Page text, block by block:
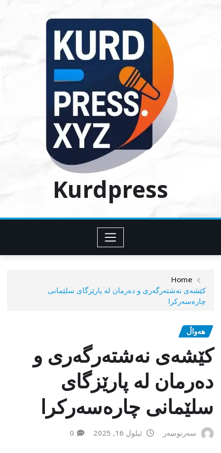
Kurdpress
Home
کێشەی نەشتەرگەری و دەرمان لە پارێزگای سلێمانی
چارەسەرکرا
هەواڵ
کێشەی نەشتەرگەری و
دەرمان لە پارێزگای
سلێمانی چارەسەرکرا
سەرنوسەر ئیلول 16, 2025 0